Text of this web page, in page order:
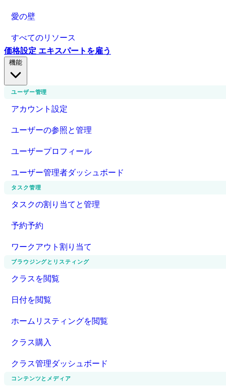
愛の壁
すべてのリソース
価格設定 エキスパートを雇う
ユーザー管理
アカウント設定
ユーザーの参照と管理
ユーザープロフィール
ユーザー管理者ダッシュボード
タスク管理
タスクの割り当てと管理
予約予約
ワークアウト割り当て
ブラウジングとリスティング
クラスを閲覧
日付を閲覧
ホームリスティングを閲覧
クラス購入
クラス管理ダッシュボード
コンテンツとメディア